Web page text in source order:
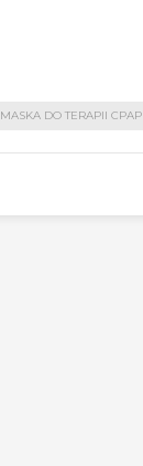
MASKA DO TERAPII CPAP